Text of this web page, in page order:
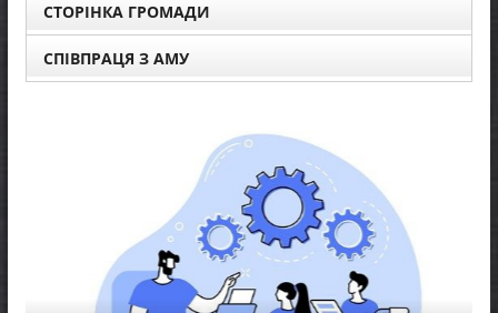
СТОРІНКА ГРОМАДИ
СПІВПРАЦЯ З АМУ